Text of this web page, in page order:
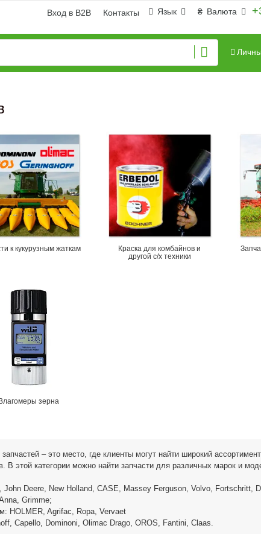
₴ Валюта
Язык
Вход в B2B Контакты
к кукурузным жаткам
Краска для комбайнов и
другой с/х техники
Влагомеры зерна
– это место, где клиенты могут найти широкий
В этой категории можно найти запчасти для различных марок и
Deere, New Holland, CASE, Massey Ferguson, Volvo, Fortschritt,
Grimme;
HOLMER, Agrifac, Ropa, Vervaet
Capello, Dominoni, Olimac Drago, OROS, Fantini, Claas.